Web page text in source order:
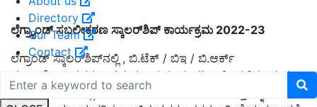
Directory
Our Team
Contact
ಲೆಗ್ರ್ಯಾಂಡ್ಸಬಲೀಕರಣ ಸ್ಕಾಲರ್‌ಶಿಪ್ ಕಾರ್ಯಕ್ರಮ 2022-23
ಲೆಗ್ರಾಂಡ್ ಸ್ಕಾಲರ್‌ಶಿಪ್‌ನಲ್ಲಿ , ಬಿ.ಟೆಕ್ / ಬಿಇ / ಬಿ.ಆರ್ಕ್
ಪೂರ್ಣಗೊಳಿಸಿದವರು ಇ (ಹುಡುಗಿಯರು ಮಾತ್ರ) ಅರ್ಜಿ ಸಲ್ಲಿಸಬಹುದು. ,
ಇತರ ಕೋರ್ಸ್‌ಗಳಲ್ಲಿ (BBA/B.Com/BSc- ಗಣಿತ ಮತ್ತು ವಿಜ್ಞಾನ)